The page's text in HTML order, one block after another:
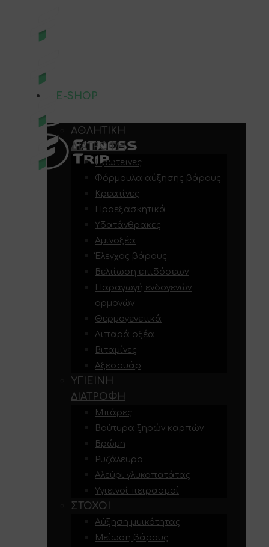
E-SHOP
ΑΘΛΗΤΙΚΉ
ΔΙΑΤΡΟΦΉ
Πρωτεϊνες
Φόρμουλα αύξησης βάρους
Κρεατίνες
Προεξασκητικά
Υδατάνθρακες
Αμινοξέα
Έλεγχος βάρους
Βελτίωση επιδόσεων
Παραγωγή ενδογενών
ορμονών
Θερμογενετικά
Λιπαρά οξέα
Βιταμίνες
Αξεσουάρ
ΥΓΙΕΙΝΉ
ΔΙΑΤΡΟΦΉ
Μπάρες
Βούτυρα ξηρών καρπών
Βρώμη
Ρυζάλευρο
Αλεύρι γλυκοπατάτας
Υγιεινοί πειρασμοί
ΣΤΌΧΟΙ
Αύξηση μυικότητας
Μείωση βάρους